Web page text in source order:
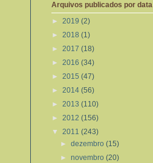
Arquivos publicados por data
► 2019 (2)
► 2018 (1)
► 2017 (18)
► 2016 (34)
► 2015 (47)
► 2014 (56)
► 2013 (110)
► 2012 (156)
▼ 2011 (243)
►dezembro(15)
►novembro(20)